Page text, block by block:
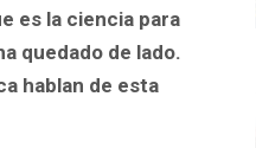
es la ciencia para
quedado de lado.
hablan de esta